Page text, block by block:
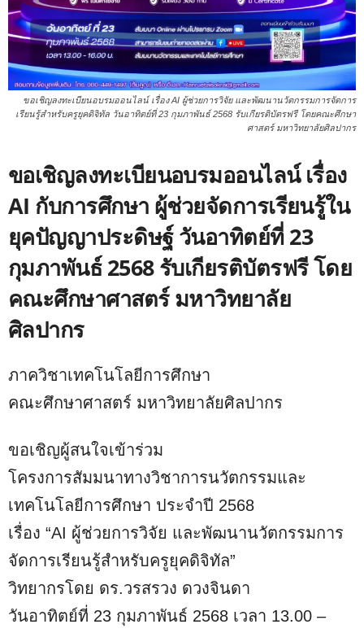
ขอเชิญลงทะเบียนอบรมออนไลน์ เรื่อง AI ผู้ช่วยการวิจัย และพัฒนานวัตกรรมการจัดการ
เรียนรู้สำหรับครูยุคดิจิทัล วันอาทิตย์ที่ 23 กุมภาพันธ์ 2568 รับเกียรติบัตรฟรี โดยคณะศึกษา
ศาสตร์ มหาวิทยาลัยศิลปากร
ขอเชิญลงทะเบียนอบรมออนไลน์ เรื่อง
AI กับการศึกษา ผู้ช่วยจัดการเรียนรู้ใน
ยุคปัญญาประดิษฐ์ วันอาทิตย์ที่ 23
กุมภาพันธ์ 2568 รับเกียรติบัตรฟรี โดย
คณะศึกษาศาสตร์ มหาวิทยาลัย
ศิลปากร
ภาควิชาเทคโนโลยีการศึกษา
คณะศึกษาศาสตร์ มหาวิทยาลัยศิลปากร
ขอเชิญผู้สนใจเข้าร่วม
โครงการสัมมนาทางวิชาการนวัตกรรมและ
เทคโนโลยีการศึกษา ประจำปี 2568
เรื่อง “AI ผู้ช่วยการวิจัย และพัฒนานวัตกรรมการ
จัดการเรียนรู้สำหรับครูยุคดิจิทัล”
วิทยากรโดย ดร.วรสรวง ดวงจินดา
วันอาทิตย์ที่ 23 กุมภาพันธ์ 2568 เวลา 13.00 –